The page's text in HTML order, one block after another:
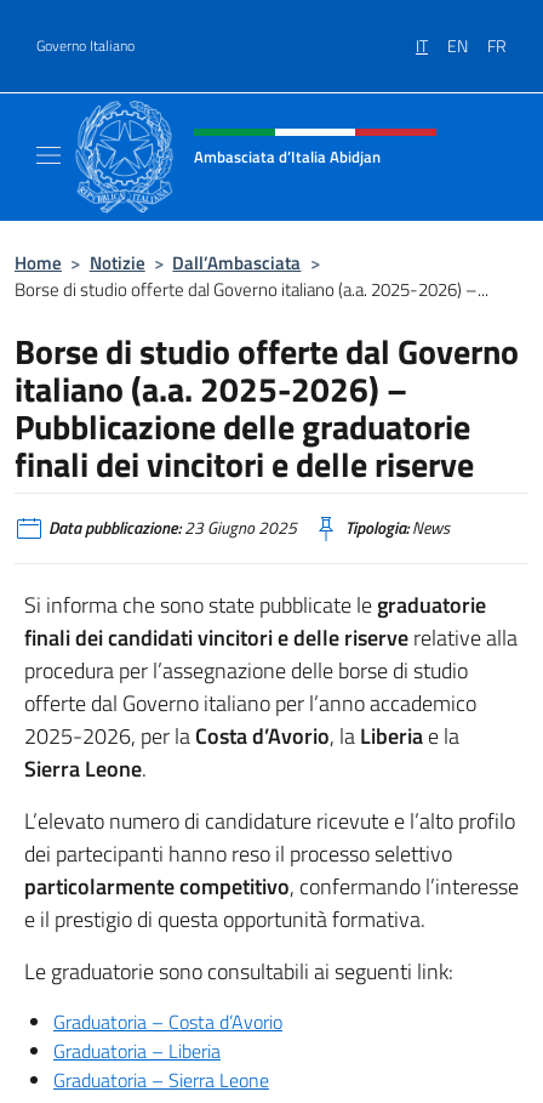
Governo Italiano IT EN FR
Intestazione sito, social e menù
Ambasciata d’Italia Abidjan
Home > Notizie > Dall’Ambasciata >
Borse di studio offerte dal Governo italiano (a.a. 2025-2026) –...
Borse di studio offerte dal Governo
italiano (a.a. 2025-2026) –
Pubblicazione delle graduatorie
finali dei vincitori e delle riserve
Data pubblicazione:23 Giugno 2025 Tipologia:News
Si informa che sono state pubblicate legraduatorie
finali dei candidati vincitori e delle riserverelative alla
procedura per l’assegnazione delle borse di studio
offerte dal Governo italiano per l’anno accademico
2025-2026, per laCosta d’Avorio, laLiberiae la
Sierra Leone.
L’elevato numero di candidature ricevute e l’alto profilo
dei partecipanti hanno reso il processo selettivo
particolarmente competitivo, confermando l’interesse
e il prestigio di questa opportunità formativa.
Le graduatorie sono consultabili ai seguenti link:
Graduatoria – Costa d’Avorio
Graduatoria – Liberia
Graduatoria – Sierra Leone